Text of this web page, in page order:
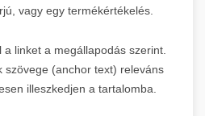
vagy egy termékértékelés.
a linket a megállapodás szerint.
szövege (anchor text) releváns
illeszkedjen a tartalomba.